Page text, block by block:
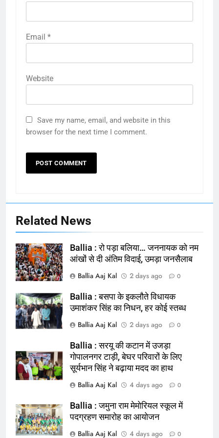
164
चिकित्सक, किया प्रदर्शन
NATIONAL बलिया
165
Ballia : बलिया बलिदान दिवस के मौके पर
NATIONAL बलिया
166
Email *
Website
Save my name, email, and website in this
browser for the next time I comment.
Related News
Ballia : रो पड़ा बलिया… जननायक को नम
आंखों से दी अंतिम विदाई, उमड़ा जनसैलाब
Ballia Aaj Kal
2 days ago 0
Ballia : बसपा के इकलौते विधायक
उमाशंकर सिंह का निधन, हर कोई स्तब्ध
Ballia Aaj Kal
2 days ago 0
Ballia : सरयू की कटान में उजड़ा
गोपालनगर टाड़ी, बेघर परिवारों के लिए
सूर्यभान सिंह ने बढ़ाया मदद का हाथ
Ballia Aaj Kal
4 days ago 0
Ballia : जमुना राम मेमोरियल स्कूल में
पदग्रहण समारोह का आयोजन
Ballia Aaj Kal
4 days ago 0